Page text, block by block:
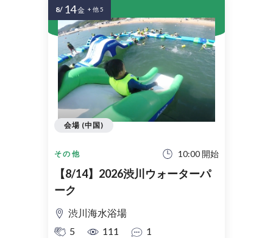
その他 10:00 開始
【8/14】2026渋川ウォーターパ
ーク
渋川海水浴場
5
111 1
会場 (中国)
8/ 14金 + 他 5